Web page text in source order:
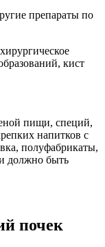
препараты по
кист
пищи, специй,
напитков с
полуфабрикаты,
должно быть
почек